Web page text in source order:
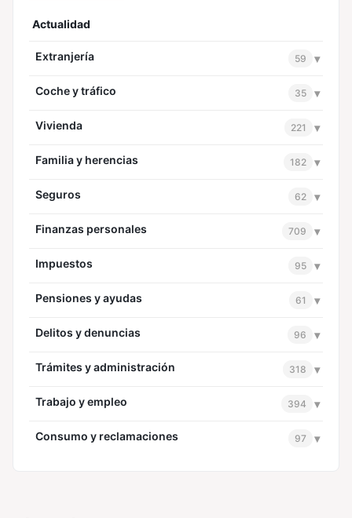
Actualidad
Extranjería 59 ▾
Coche y tráfico 35 ▾
Vivienda 221 ▾
Familia y herencias 182 ▾
Seguros 62 ▾
Finanzas personales 709 ▾
Impuestos 95 ▾
Pensiones y ayudas 61 ▾
Delitos y denuncias 96 ▾
Trámites y administración 318 ▾
Trabajo y empleo 394 ▾
Consumo y reclamaciones 97 ▾